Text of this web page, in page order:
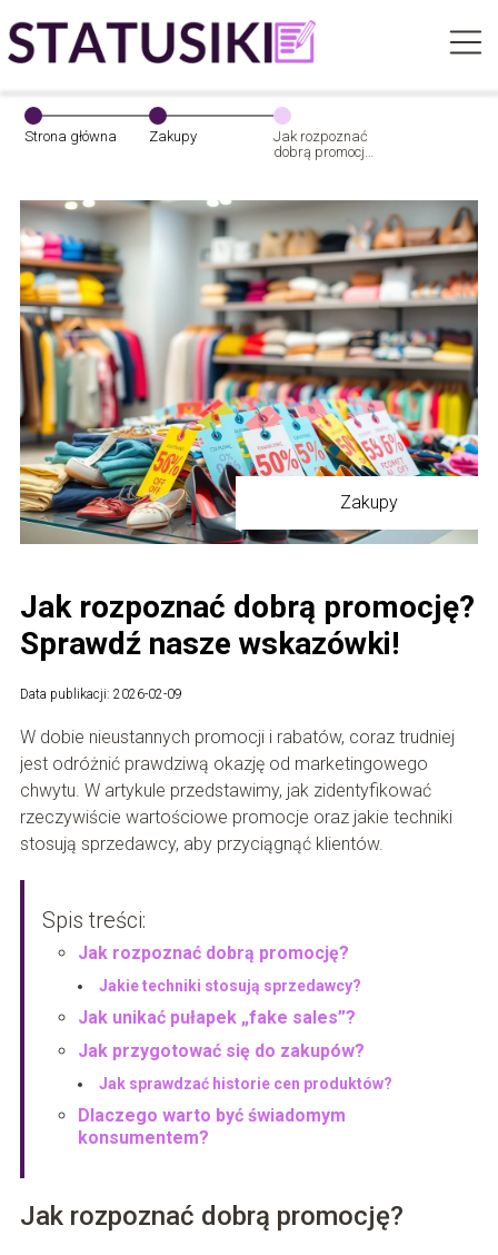
Strona główna Zakupy
Jak rozpoznać
dobrą promocję?
Zakupy
Jak rozpoznać dobrą promocję?
Sprawdź nasze wskazówki!
Data publikacji: 2026-02-09
W dobie nieustannych promocji i rabatów, coraz trudniej
jest odróżnić prawdziwą okazję od marketingowego
chwytu. W artykule przedstawimy, jak zidentyfikować
rzeczywiście wartościowe promocje oraz jakie techniki
stosują sprzedawcy, aby przyciągnąć klientów.
Spis treści:
Jak rozpoznać dobrą promocję?
Jakie techniki stosują sprzedawcy?
Jak unikać pułapek „fake sales”?
Jak przygotować się do zakupów?
Jak sprawdzać historie cen produktów?
Dlaczego warto być świadomym
konsumentem?
Jak rozpoznać dobrą promocję?